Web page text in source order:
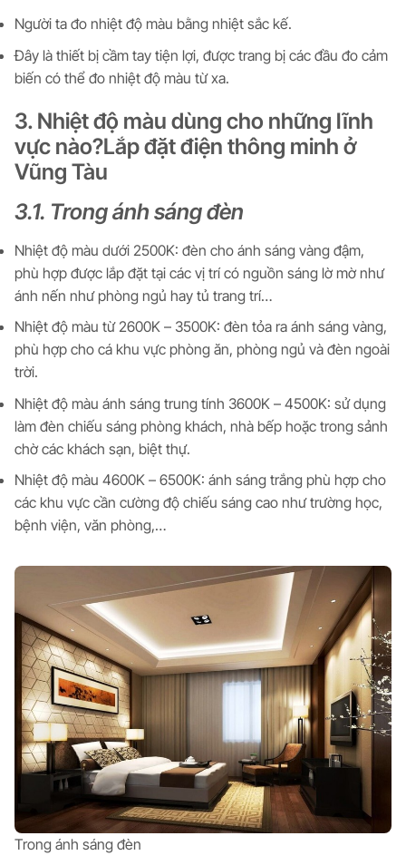
Người ta đo nhiệt độ màu bằng nhiệt sắc kế.
Đây là thiết bị cầm tay tiện lợi, được trang bị các đầu đo cảm
biến có thể đo nhiệt độ màu từ xa.
3. Nhiệt độ màu dùng cho những lĩnh
vực nào?Lắp đặt điện thông minh ở
Vũng Tàu
3.1. Trong ánh sáng đèn
Nhiệt độ màu dưới 2500K: đèn cho ánh sáng vàng đậm,
phù hợp được lắp đặt tại các vị trí có nguồn sáng lờ mờ như
ánh nến như phòng ngủ hay tủ trang trí…
Nhiệt độ màu từ 2600K – 3500K: đèn tỏa ra ánh sáng vàng,
phù hợp cho cá khu vực phòng ăn, phòng ngủ và đèn ngoài
trời.
Nhiệt độ màu ánh sáng trung tính 3600K – 4500K: sử dụng
làm đèn chiếu sáng phòng khách, nhà bếp hoặc trong sảnh
chờ các khách sạn, biệt thự.
Nhiệt độ màu 4600K – 6500K: ánh sáng trắng phù hợp cho
các khu vực cần cường độ chiếu sáng cao như trường học,
bệnh viện, văn phòng,…
Trong ánh sáng đèn